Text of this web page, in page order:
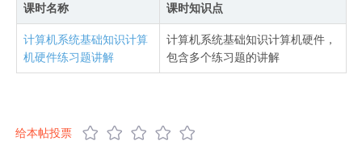
课时名称 课时知识点
计算机系统基础知识计算
机硬件练习题讲解
计算机系统基础知识计算机硬件，
包含多个练习题的讲解
给本帖投票